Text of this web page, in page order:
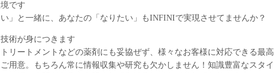
です
」と一緒に、あなたの「なりたい」もINFINIで実現させてませんか？
術が身につきます
リートメントなどの薬剤にも妥協ぜず、様々なお客様に対応できる最高
用意。もちろん常に情報収集や研究も欠かしません！知識豊富なスタイ